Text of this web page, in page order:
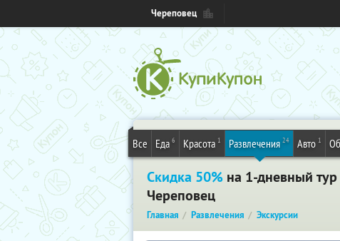
Череповец
Все Еда 6 Красота 1 Развлечения 24 Авто 1
Скидка 50% на 1-дневный
Череповец
Главная Развлечения Экскурсии